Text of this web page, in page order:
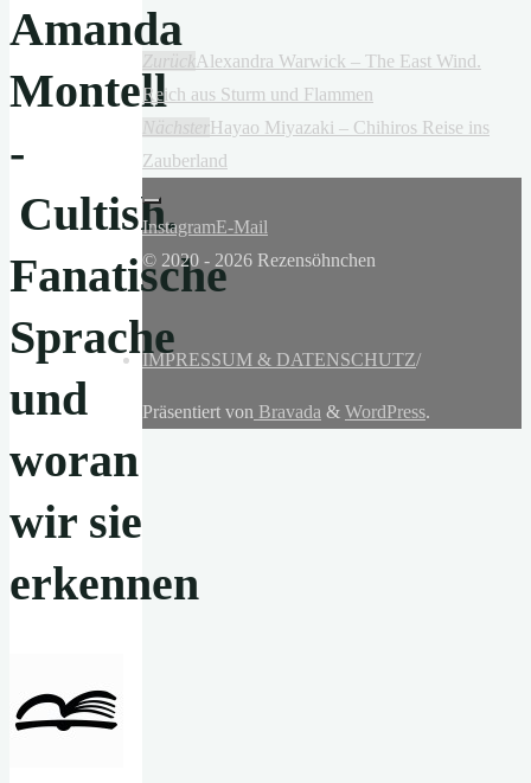
Amanda
Montell
-
Cultish.
Fanatische
Sprache
und
woran
wir sie
erkennen
Zurück Alexandra Warwick – The East Wind.
Reich aus Sturm und Flammen
NächsterHayao Miyazaki – Chihiros Reise ins
Zauberland
InstagramE-Mail
© 2020 - 2026 Rezensöhnchen
IMPRESSUM & DATENSCHUTZ/
Präsentiert von Bravada & WordPress.